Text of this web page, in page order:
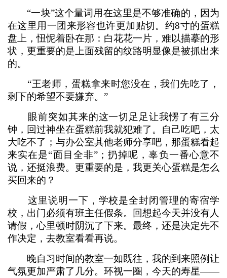
“一块”这个量词用在这里是不够准确的，因为
在这里用一团来形容也许更加贴切。约8寸的蛋糕
盘上，忸怩着卧在那：白花花一片，难以描摹的形
状，更重要的是上面残留的纹路明显像是被抓出来
的。
“王老师，蛋糕拿来时您没在，我们先吃了，
剩下的希望不要嫌弃。”
眼前突如其来的这一切足足让我愣了有三分
钟，回过神坐在蛋糕前我就犯难了。自己吃吧，太
大吃不了；与办公室其他老师分享吧，那蛋糕看起
来实在是“面目全非”；扔掉呢，辜负一番心意不
说，还挺浪费。更重要的是，我更关心蛋糕是怎么
买回来的？
这里说明一下，学校是全封闭管理的寄宿学
校，出门必须有班主任假条。回想起今天并没有人
请假，心里顿时阴沉了下来。最终，还是决定先不
作决定，去教室看看再说。
晚自习时间的教室一如既往，我的到来照例让
气氛更加严肃了几分。环视一圈，今天的寿星——